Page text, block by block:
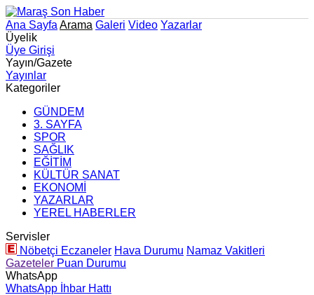
Ana Sayfa Arama Galeri Video Yazarlar
Üyelik
Üye Girişi
Yayın/Gazete
Yayınlar
Kategoriler
GÜNDEM
3. SAYFA
SPOR
SAĞLIK
EĞİTİM
KÜLTÜR SANAT
EKONOMİ
YAZARLAR
YEREL HABERLER
Servisler
Nöbetçi Eczaneler Hava Durumu Namaz Vakitleri
Gazeteler Puan Durumu
WhatsApp
WhatsApp İhbar Hattı